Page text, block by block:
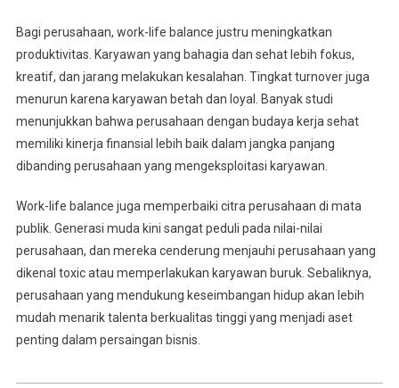
Bagi perusahaan, work-life balance justru meningkatkan
produktivitas. Karyawan yang bahagia dan sehat lebih fokus,
kreatif, dan jarang melakukan kesalahan. Tingkat turnover juga
menurun karena karyawan betah dan loyal. Banyak studi
menunjukkan bahwa perusahaan dengan budaya kerja sehat
memiliki kinerja finansial lebih baik dalam jangka panjang
dibanding perusahaan yang mengeksploitasi karyawan.
Work-life balance juga memperbaiki citra perusahaan di mata
publik. Generasi muda kini sangat peduli pada nilai-nilai
perusahaan, dan mereka cenderung menjauhi perusahaan yang
dikenal toxic atau memperlakukan karyawan buruk. Sebaliknya,
perusahaan yang mendukung keseimbangan hidup akan lebih
mudah menarik talenta berkualitas tinggi yang menjadi aset
penting dalam persaingan bisnis.